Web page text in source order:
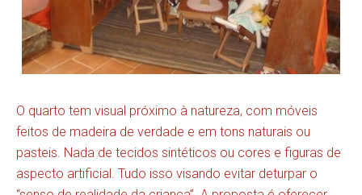
O quarto tem visual próximo à natureza, com móveis
feitos de madeira de verdade e em tons naturais ou
pasteis. Nada de tecidos sintéticos ou cores e figuras de
aspecto artificial. Tudo isso visando evitar deturpar o